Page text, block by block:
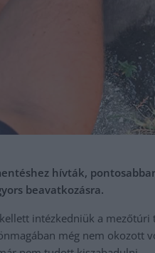
hívták,
beavatkozásra.
intézkedniük a
még nem okozott